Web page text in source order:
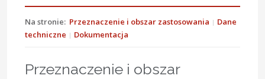
Na stronie: Przeznaczenie i obszar zastosowania
Dane
techniczne
Dokumentacja
Przeznaczenie i obszar